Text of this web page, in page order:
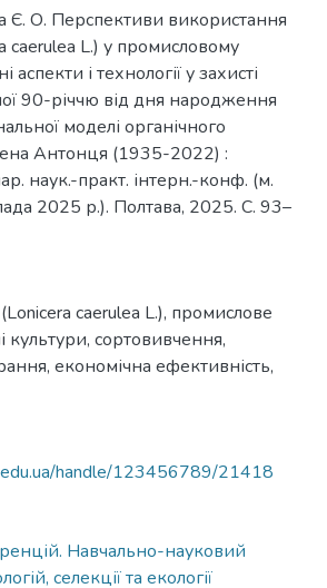
О. Перспективи використання
caerulea L.) у промисловому
аспекти і технології у захисті
90-річчю від дня народження
моделі органічного
Антонця (1935-2022) :
наук.-практ. інтерн.-конф. (м.
2025 р.). Полтава, 2025. С. 93–
caerulea L.), промислове
культури, сортовивчення,
, економічна ефективність,
handle/123456789/21418
Навчально-науковий
селекції та екології